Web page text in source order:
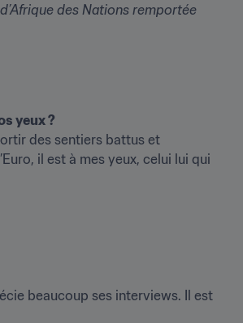
des Nations remportée
yeux ?
des sentiers battus et
il est à mes yeux, celui lui qui
beaucoup ses interviews. Il est